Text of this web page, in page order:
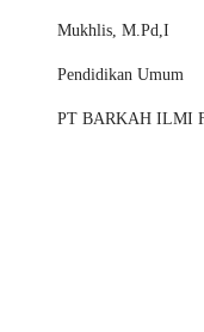
Mukhlis, M.Pd,I
Pendidikan Umum
PT BARKAH ILMI